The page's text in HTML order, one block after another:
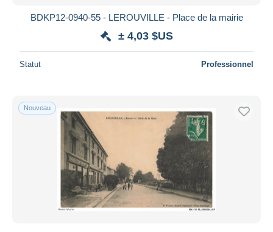
BDKP12-0940-55 - LEROUVILLE - Place de la mairie
± 4,03 $US
Statut Professionnel
Nouveau